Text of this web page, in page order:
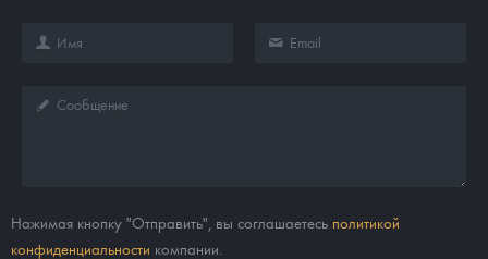
Нажимая кнопку "Отправить", вы соглашаетесь политикой
конфиденциальности компании.